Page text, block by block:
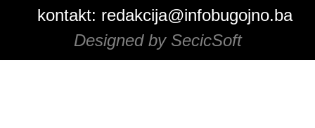
kontakt: redakcija@infobugojno.ba
Designed by SecicSoft